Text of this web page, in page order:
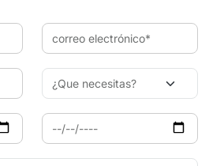
Pol, Ram Pol, y el Lakshman
su cercanía. El Jorla Pol tiene